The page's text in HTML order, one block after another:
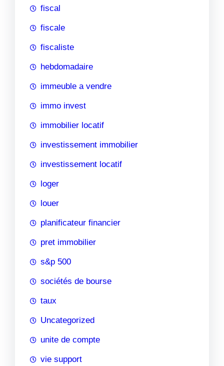
fiscal
fiscale
fiscaliste
hebdomadaire
immeuble a vendre
immo invest
immobilier locatif
investissement immobilier
investissement locatif
loger
louer
planificateur financier
pret immobilier
s&p 500
sociétés de bourse
taux
Uncategorized
unite de compte
vie support